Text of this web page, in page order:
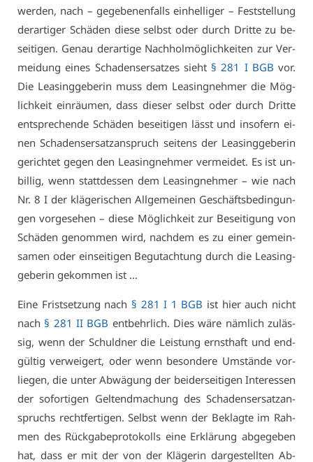
wer­den, nach – ge­ge­be­nen­falls ein­hel­li­ger – Fest­stel­lung
der­ar­ti­ger Schä­den die­se selbst oder durch Drit­te zu be­
sei­ti­gen. Ge­nau der­ar­ti­ge Nach­hol­mög­lich­kei­ten zur Ver­
mei­dung ei­nes Scha­dens­er­sat­zes sieht § 281 I BGB vor.
Die Lea­sing­ge­be­rin muss dem Lea­sing­neh­mer die Mög­
lich­keit ein­räu­men, dass die­ser selbst oder durch Drit­te
ent­spre­chen­de Schä­den be­sei­ti­gen lässt und in­so­fern ei­
nen Scha­dens­er­satz­an­spruch sei­tens der Lea­sing­ge­be­rin
ge­rich­tet ge­gen den Lea­sing­neh­mer ver­mei­det. Es ist un­
bil­lig, wenn statt­des­sen dem Lea­sing­neh­mer – wie nach
Nr. 8 I der klä­ge­ri­schen All­ge­mei­nen Ge­schäfts­be­din­gun­
gen vor­ge­se­hen – die­se Mög­lich­keit zur Be­sei­ti­gung von
Schä­den ge­nom­men wird, nach­dem es zu ei­ner ge­mein­
sa­men oder ein­sei­ti­gen Be­gut­ach­tung durch die Lea­sing­
ge­be­rin ge­kom­men ist …
Ei­ne Frist­set­zung nach § 281 I 1 BGB ist hier auch nicht
nach § 281 II BGB ent­behr­lich. Dies wä­re näm­lich zu­läs­
sig, wenn der Schuld­ner die Leis­tung ernst­haft und end­
gül­tig ver­wei­gert, oder wenn be­son­de­re Um­stän­de vor­
lie­gen, die un­ter Ab­wä­gung der bei­der­sei­ti­gen In­ter­es­sen
der so­for­ti­gen Gel­tend­ma­chung des Scha­dens­er­satz­an­
spruchs recht­fer­ti­gen. Selbst wenn der Be­klag­te im Rah­
men des Rück­ga­be­pro­to­kolls ei­ne Er­klä­rung ab­ge­ge­ben
hat, dass er mit der von der Klä­ge­rin dar­ge­stell­ten Ab­